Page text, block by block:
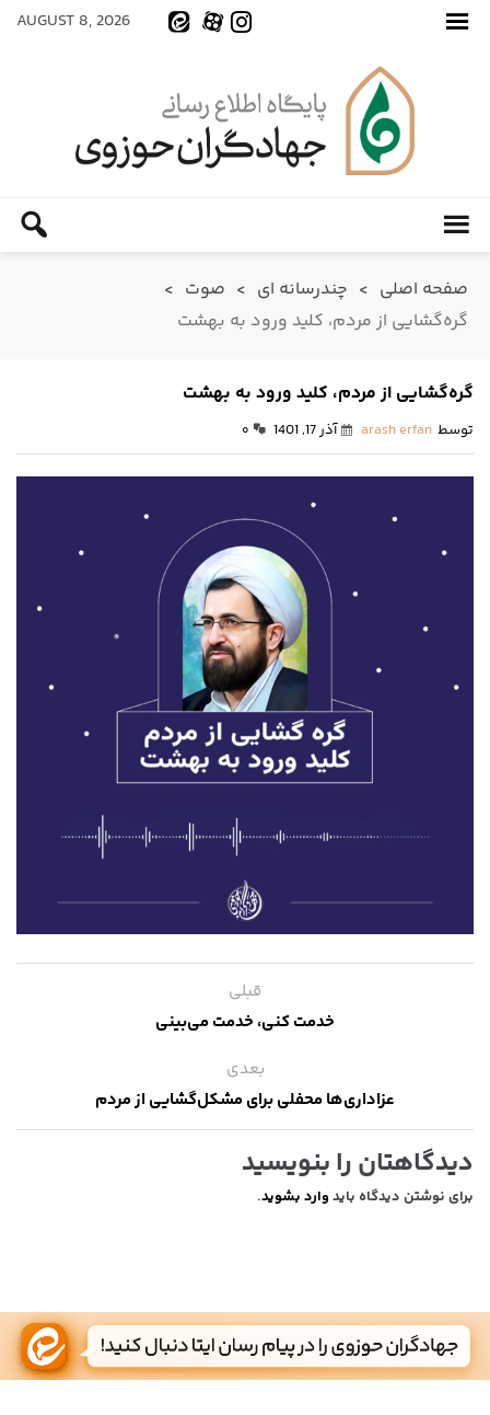
AUGUST 8, 2026
صفحه اصلی > چندرسانه ای > صوت >
گره‌گشایی از مردم، کلید ورود به بهشت
گره‌گشایی از مردم، کلید ورود به بهشت
توسط arash erfan آذر 17, 1401 ۰
قبلی
خدمت کنی، خدمت می‌بینی
بعدی
عزاداری‌ها محفلی برای مشکل‌گشایی از مردم
دیدگاهتان را بنویسید
برای نوشتن دیدگاه باید وارد بشوید.